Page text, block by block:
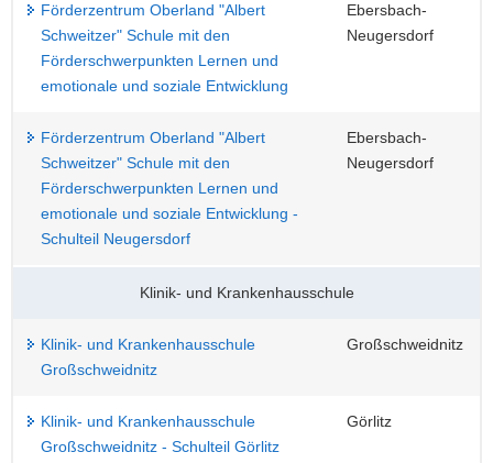
Förderzentrum Oberland "Albert
Schweitzer" Schule mit den
Förderschwerpunkten Lernen und
emotionale und soziale Entwicklung
Ebersbach-
Neugersdorf
Förderzentrum Oberland "Albert
Schweitzer" Schule mit den
Förderschwerpunkten Lernen und
emotionale und soziale Entwicklung -
Schulteil Neugersdorf
Ebersbach-
Neugersdorf
Klinik- und Krankenhausschule
Klinik- und Krankenhausschule
Großschweidnitz
Großschweidnitz
Klinik- und Krankenhausschule
Großschweidnitz - Schulteil Görlitz
Görlitz